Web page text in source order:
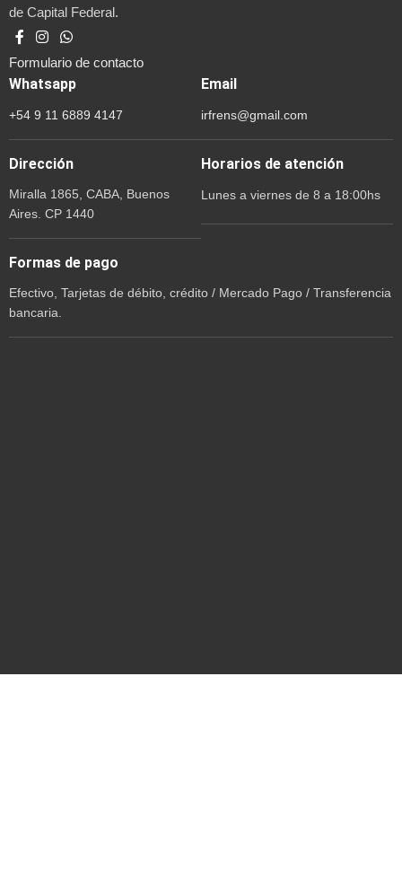
de Capital Federal.
Formulario de contacto
Whatsapp
+54 9 11 6889 4147
Email
irfrens@gmail.com
Dirección
Miralla 1865, CABA, Buenos
Aires. CP 1440
Horarios de atención
Lunes a viernes de 8 a 18:00hs
Formas de pago
Efectivo, Tarjetas de débito, crédito / Mercado Pago / Transferencia
bancaria.